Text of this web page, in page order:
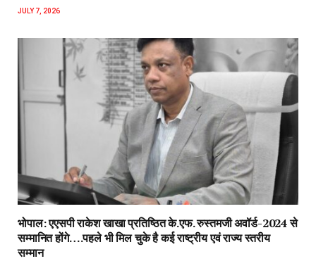
JULY 7, 2026
भोपाल: एएसपी राकेश‌ खाखा प्रतिष्ठित के.एफ. रुस्तमजी अवॉर्ड-2024 से
सम्मानित होंगे….पहले भी मिल चुके है कई राष्ट्रीय एवं राज्य स्तरीय
सम्मान